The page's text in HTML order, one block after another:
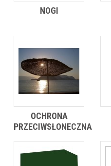
NOGI
OCHRONA
PRZECIWSŁONECZNA